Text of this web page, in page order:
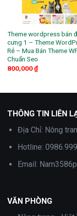
Theme wordpress bán
cưng 1 – Theme
Rẻ – Mua Bán Theme
Chuẩn Seo
800,000₫
THÔNG TIN LIÊN
Địa Chỉ: Nông
Hotline:
Email:
VĂN PHÒNG